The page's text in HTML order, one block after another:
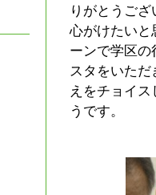
りがとうご
心がけたいと
ーンで学区
スタをいた
えをチョイ
うです。